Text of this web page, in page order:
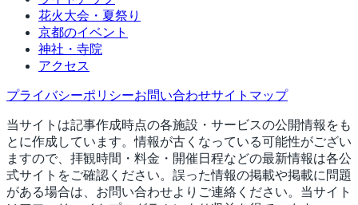
花火大会・夏祭り
京都のイベント
神社・寺院
アクセス
プライバシーポリシーお問い合わせサイトマップ
当サイトは記事作成時点の各施設・サービスの公開情報をも
とに作成しています。情報が古くなっている可能性がござい
ますので、拝観時間・料金・開催日程などの最新情報は各公
式サイトをご確認ください。誤った情報の掲載や掲載に問題
がある場合は、お問い合わせよりご連絡ください。当サイト